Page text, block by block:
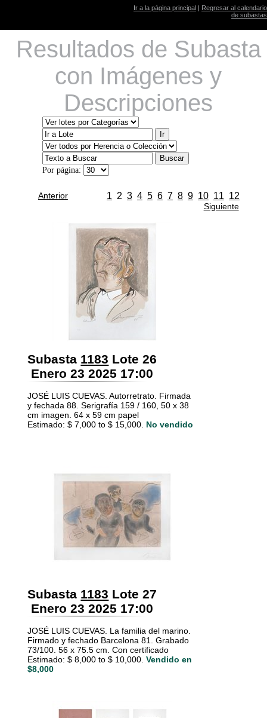
Ir a la página principal | Regresar al calendario
de subastas
Resultados de Subasta
con Imágenes y
Descripciones
Por página:
Anterior 1 2 3 4 5 6 7 8 9 10 11 12
Siguiente
Subasta 1183 Lote 26
Enero 23 2025 17:00
JOSÉ LUIS CUEVAS. Autorretrato. Firmada
y fechada 88. Serigrafía 159 / 160, 50 x 38
cm imagen. 64 x 59 cm papel
Estimado: $ 7,000 to $ 15,000. No vendido
Subasta 1183 Lote 27
Enero 23 2025 17:00
JOSÉ LUIS CUEVAS. La familia del marino.
Firmado y fechado Barcelona 81. Grabado
73/100. 56 x 75.5 cm. Con certificado
Estimado: $ 8,000 to $ 10,000. Vendido en
$8,000